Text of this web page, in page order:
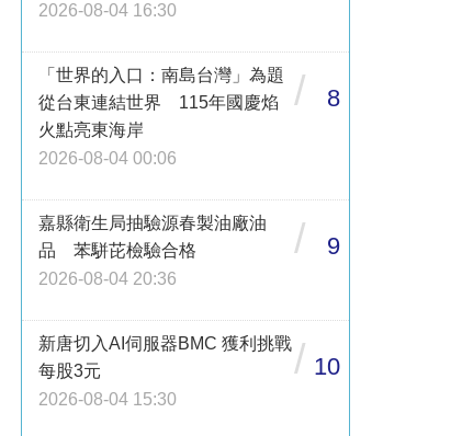
2026-08-04 16:30
「世界的入口：南島台灣」為題
從台東連結世界 115年國慶焰
火點亮東海岸
2026-08-04 00:06
/ 8
嘉縣衛生局抽驗源春製油廠油
品 苯駢芘檢驗合格
2026-08-04 20:36
/ 9
新唐切入AI伺服器BMC 獲利挑戰
每股3元
2026-08-04 15:30
/ 10